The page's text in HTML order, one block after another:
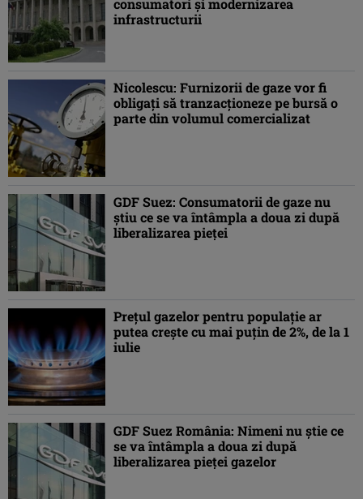
consumatori şi modernizarea
infrastructurii
Nicolescu: Furnizorii de gaze vor fi
obligaţi să tranzacţioneze pe bursă o
parte din volumul comercializat
GDF Suez: Consumatorii de gaze nu
ştiu ce se va întâmpla a doua zi după
liberalizarea pieţei
Preţul gazelor pentru populaţie ar
putea creşte cu mai puţin de 2%, de la 1
iulie
GDF Suez România: Nimeni nu ştie ce
se va întâmpla a doua zi după
liberalizarea pieţei gazelor